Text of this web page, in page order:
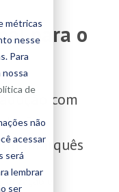
métricas
nesse
Para
nossa
de
não
acessar
será
lembrar
ser
para o
com
e